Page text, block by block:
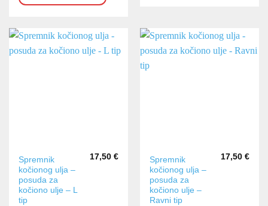
Spremnik
kočionog ulja –
posuda za
kočiono ulje – L
tip
17,50 €
Spremnik
kočionog ulja –
posuda za
kočiono ulje –
Ravni tip
17,50 €